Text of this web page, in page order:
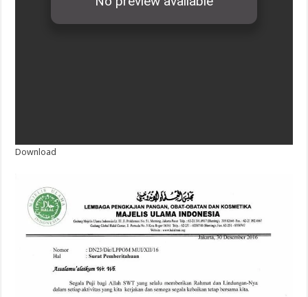
Download